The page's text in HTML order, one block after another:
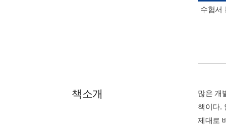
수험서
책소개
많은 개
책이다.
제대로